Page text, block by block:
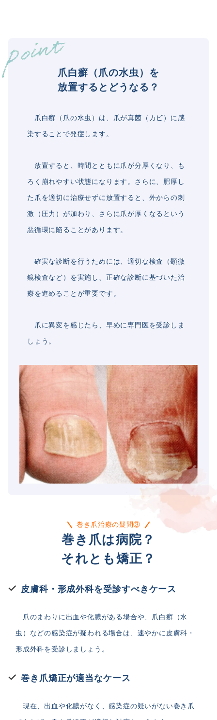
爪白癬（爪の水虫）を
放置するとどうなる？
爪白癬（爪の水虫）は、爪が真菌（カビ）に感
染することで発症します。
放置すると、時間とともに爪が分厚くなり、も
ろく崩れやすい状態になります。さらに、肥厚し
た爪を適切に治療せずに放置すると、外からの刺
激（圧力）が加わり、さらに爪が厚くなるという
悪循環に陥ることがあります。
確実な診断を行うためには、適切な検査（顕微
鏡検査など）を実施し、正確な診断に基づいた治
療を進めることが重要です。
爪に異変を感じたら、早めに専門医を受診しま
しょう。
巻き爪治療の疑問③
巻き爪は病院？
それとも矯正？
皮膚科・形成外科を受診すべきケース
爪のまわりに出血や化膿がある場合や、爪白癬（水
虫）などの感染症が疑われる場合は、速やかに皮膚科・
形成外科を受診しましょう。
巻き爪矯正が適当なケース
現在、出血や化膿がなく、感染症の疑いがない巻き爪